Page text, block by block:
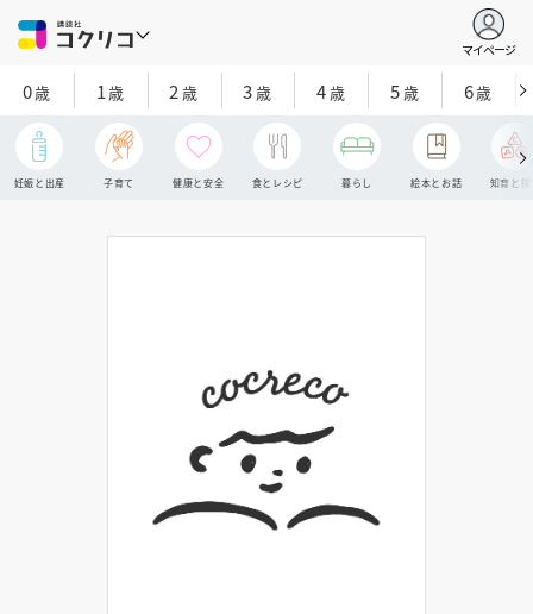
マイページ
0歳 1歳 2 歳 3歳 4歳 5歳 6歳
妊娠と出産 子育て 健康と安全 食とレシピ 暮らし 絵本とお話 知育と探